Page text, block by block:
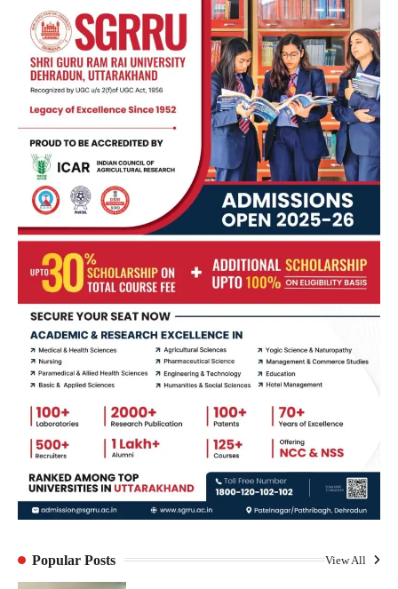
Popular Posts View All